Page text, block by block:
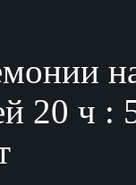
20 ч :